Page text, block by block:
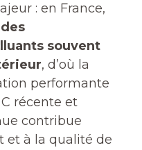
: en France,
des
souvent
, d’où la
performante
récente et
contribue
et à la qualité de